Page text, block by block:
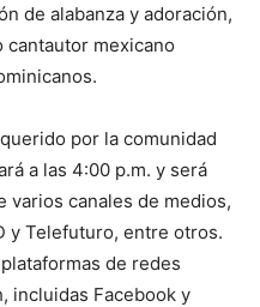
de alabanza y adoración,
cantautor mexicano
por la comunidad
a las 4:00 p.m. y será
varios canales de medios,
y Telefuturo, entre otros.
de redes
incluidas Facebook y